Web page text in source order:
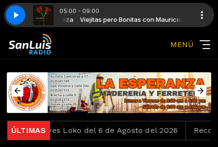
05:00 - 09:00
con Mauricio Meza Viejitas pero Bonitas con Mauricio Meza
Sandro - Tengo
MENÚ
ÚLTIMAS
Jueves Loko del 6 de Agosto del 2026